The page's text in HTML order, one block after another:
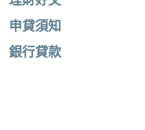
申貸須知
銀行貸款